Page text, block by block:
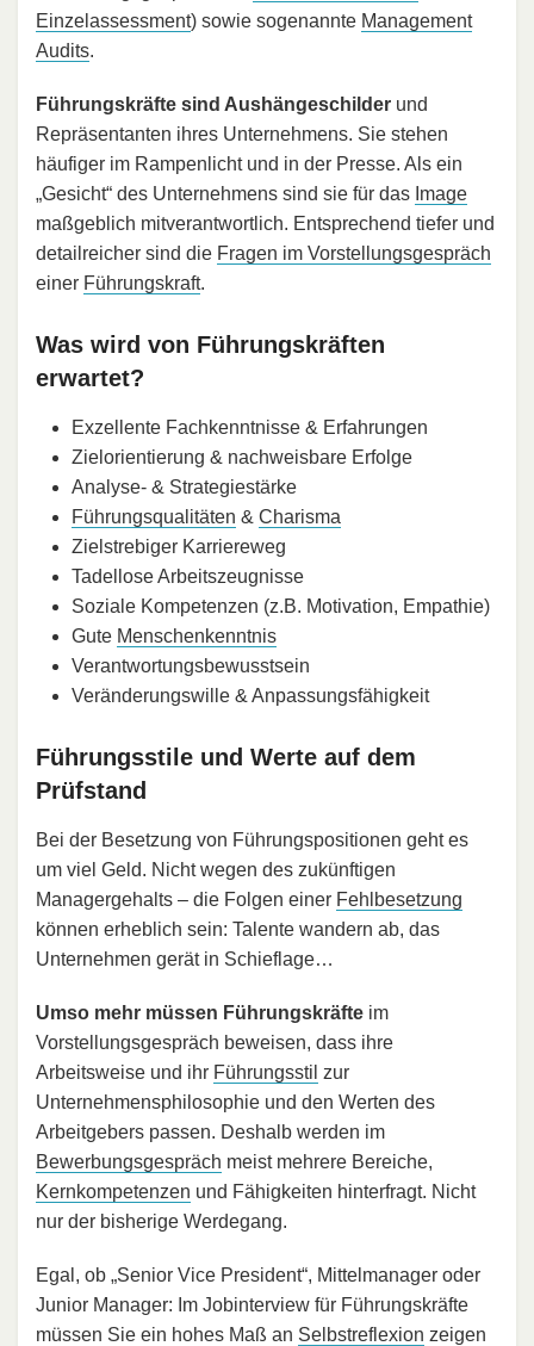
Einzelassessment) sowie sogenannte Management
Audits.
Führungskräfte sind Aushängeschilder und
Repräsentanten ihres Unternehmens. Sie stehen
häufiger im Rampenlicht und in der Presse. Als ein
„Gesicht“ des Unternehmens sind sie für das Image
maßgeblich mitverantwortlich. Entsprechend tiefer und
detailreicher sind die Fragen im Vorstellungsgespräch
einer Führungskraft.
Was wird von Führungskräften
erwartet?
Exzellente Fachkenntnisse & Erfahrungen
Zielorientierung & nachweisbare Erfolge
Analyse- & Strategiestärke
Führungsqualitäten & Charisma
Zielstrebiger Karriereweg
Tadellose Arbeitszeugnisse
Soziale Kompetenzen (z.B. Motivation, Empathie)
Gute Menschenkenntnis
Verantwortungsbewusstsein
Veränderungswille & Anpassungsfähigkeit
Führungsstile und Werte auf dem
Prüfstand
Bei der Besetzung von Führungspositionen geht es
um viel Geld. Nicht wegen des zukünftigen
Managergehalts – die Folgen einer Fehlbesetzung
können erheblich sein: Talente wandern ab, das
Unternehmen gerät in Schieflage…
Umso mehr müssen Führungskräfte im
Vorstellungsgespräch beweisen, dass ihre
Arbeitsweise und ihr Führungsstil zur
Unternehmensphilosophie und den Werten des
Arbeitgebers passen. Deshalb werden im
Bewerbungsgespräch meist mehrere Bereiche,
Kernkompetenzen und Fähigkeiten hinterfragt. Nicht
nur der bisherige Werdegang.
Egal, ob „Senior Vice President“, Mittelmanager oder
Junior Manager: Im Jobinterview für Führungskräfte
müssen Sie ein hohes Maß an Selbstreflexion zeigen